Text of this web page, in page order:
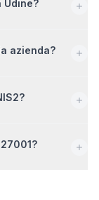
Udine?
azienda?